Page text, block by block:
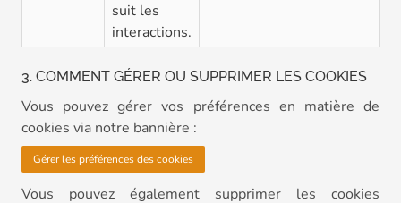
suit les
interactions.
3. COMMENT GÉRER OU SUPPRIMER LES COOKIES
Vous pouvez gérer vos préférences en matière de
cookies via notre bannière :
Gérer les préférences des cookies
Vous pouvez également supprimer les cookies